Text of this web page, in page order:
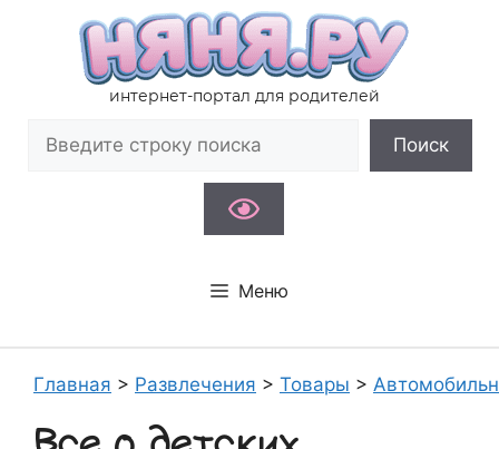
содержимому
интернет-портал для родителей
Поиск
Меню
Главная > Развлечения > Товары >